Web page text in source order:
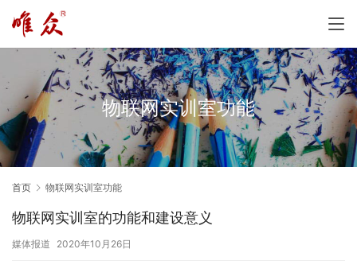
物联网实训室功能
首页 物联网实训室功能
物联网实训室的功能和建设意义
媒体报道 2020年10月26日